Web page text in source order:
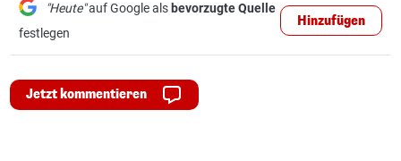
"Heute"auf Google als bevorzugte Quelle
festlegen
Hinzufügen
Jetzt kommentieren